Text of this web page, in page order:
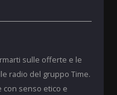
sulle offerte e le
radio del gruppo Time.
con senso etico e